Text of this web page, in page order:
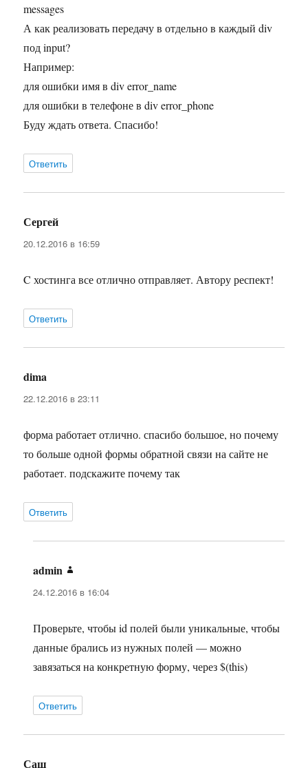
messages
А как реализовать передачу в отдельно в каждый div
под input?
Например:
для ошибки имя в div error_name
для ошибки в телефоне в div error_phone
Буду ждать ответа. Спасибо!
Ответить
Сергей
20.12.2016 в 16:59
C хостинга все отлично отправляет. Автору респект!
Ответить
dima
22.12.2016 в 23:11
форма работает отлично. спасибо большое, но почему
то больше одной формы обратной связи на сайте не
работает. подскажите почему так
Ответить
admin
24.12.2016 в 16:04
Проверьте, чтобы id полей были уникальные, чтобы
данные брались из нужных полей — можно
завязаться на конкретную форму, через $(this)
Ответить
Саш